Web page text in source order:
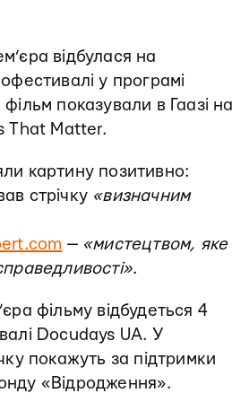
відбулася на
у програмі
показували в Гаазі на
That Matter.
картину позитивно:
стрічку «визначним
— «мистецтвом, яке
.
фільму відбудеться 4
Docudays UA. У
покажуть за підтримки
«Відродження».